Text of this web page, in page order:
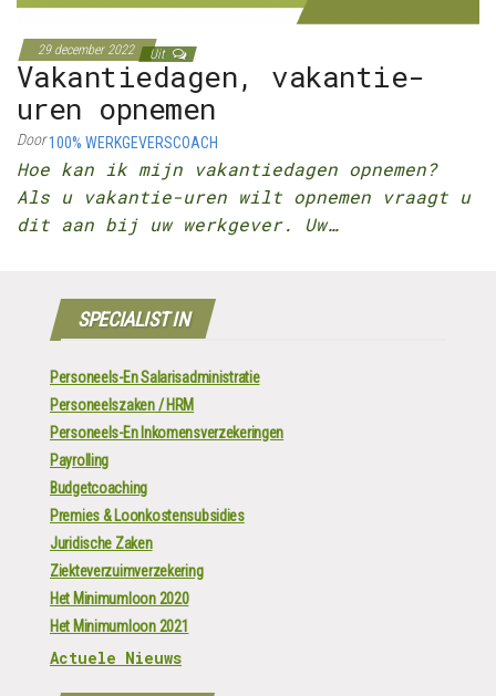
29 december 2022 Uit
Vakantiedagen, vakantie-
uren opnemen
Door100% WERKGEVERSCOACH
Hoe kan ik mijn vakantiedagen opnemen?
Als u vakantie-uren wilt opnemen vraagt u
dit aan bij uw werkgever. Uw…
SPECIALIST IN
Personeels-En Salarisadministratie
Personeelszaken / HRM
Personeels-En Inkomensverzekeringen
Payrolling
Budgetcoaching
Premies & Loonkostensubsidies
Juridische Zaken
Ziekteverzuimverzekering
Het Minimumloon 2020
Het Minimumloon 2021
Actuele Nieuws